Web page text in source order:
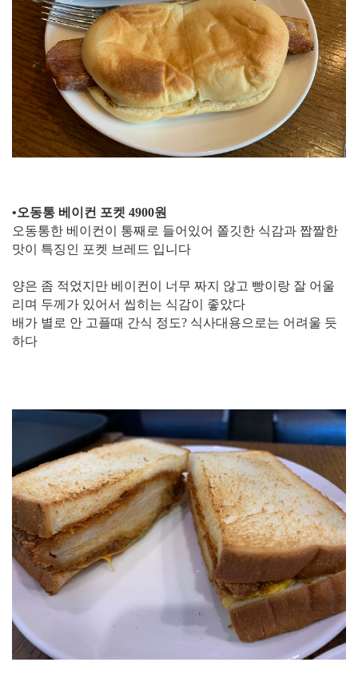
​•오동통 베이컨 포켓 4900원
오동통한 베이컨이 통째로 들어있어 쫄깃한 식감과 짭짤한
맛이 특징인 포켓 브레드 입니다
양은 좀 적었지만 베이컨이 너무 짜지 않고 빵이랑 잘 어울
리며 두께가 있어서 씹히는 식감이 좋았다
배가 별로 안 고플때 간식 정도? 식사대용으로는 어려울 듯
하다